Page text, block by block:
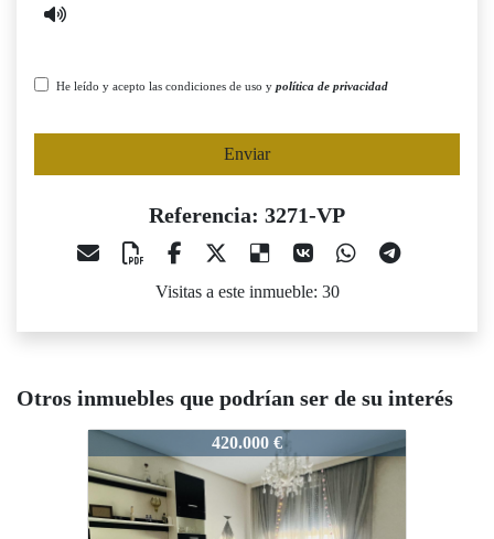
He leído y acepto las condiciones de uso y política de privacidad
Enviar
Referencia: 3271-VP
Visitas a este inmueble: 30
Otros inmuebles que podrían ser de su interés
420.000 €
3271-VP 175.000 €